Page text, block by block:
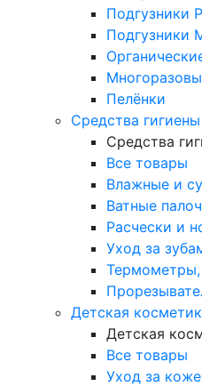
Подгузники
Подгузники
Пелёнки
Средства гигиены
Средства
Все товары
Влажные и
Ватные
Расчески и
Уход за
Детская
Детская
Все товары
Уход за